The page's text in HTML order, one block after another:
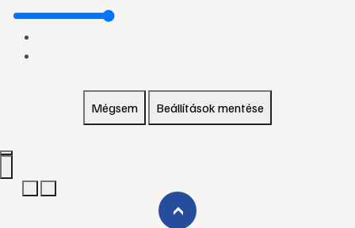
Mégsem Beállítások mentése
›